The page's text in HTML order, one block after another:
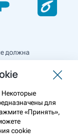
должна
и лечения
врача. Перед
Некоторые
для
«Принять»,
cookie